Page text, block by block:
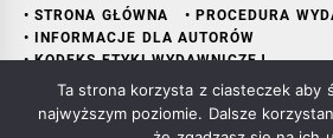
• STRONA GŁÓWNA
• PROCEDURA
• INFORMACJE DLA AUTORÓW
• KODEKS ETYKI WYDAWNICZEJ
• RADA NAUKOWA WYDAWNICTWA
•
Ta strona korzysta z ciasteczek aby
najwyższym poziomie. Dalsze